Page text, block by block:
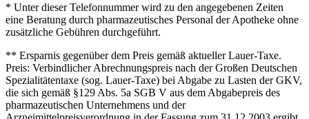
* Unter dieser Telefonnummer wird zu den angegebenen Zeiten
eine Beratung durch pharmazeutisches Personal der Apotheke ohne
zusätzliche Gebühren durchgeführt.
** Ersparnis gegenüber dem Preis gemäß aktueller Lauer-Taxe.
Preis: Verbindlicher Abrechnungspreis nach der Großen Deutschen
Spezialitätentaxe (sog. Lauer-Taxe) bei Abgabe zu Lasten der GKV,
die sich gemäß §129 Abs. 5a SGB V aus dem Abgabepreis des
pharmazeutischen Unternehmens und der